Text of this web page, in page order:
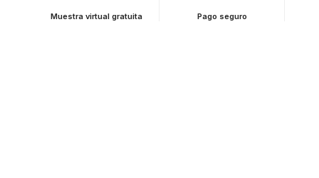
Muestra virtual gratuita Pago seguro